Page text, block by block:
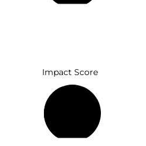
Impact Score